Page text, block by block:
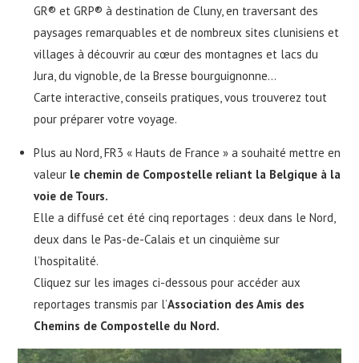
GR® et GRP® à destination de Cluny, en traversant des
paysages remarquables et de nombreux sites clunisiens et
villages à découvrir au cœur des montagnes et lacs du
Jura, du vignoble, de la Bresse bourguignonne…
Carte interactive, conseils pratiques, vous trouverez tout
pour préparer votre voyage.
Plus au Nord, FR3 « Hauts de France » a souhaité mettre en
valeur le chemin de Compostelle reliant la Belgique à la
voie de Tours.
Elle a diffusé cet été cinq reportages : deux dans le Nord,
deux dans le Pas-de-Calais et un cinquième sur
l’hospitalité.
Cliquez sur les images ci-dessous pour accéder aux
reportages transmis par l’Association des Amis des
Chemins de Compostelle du Nord.